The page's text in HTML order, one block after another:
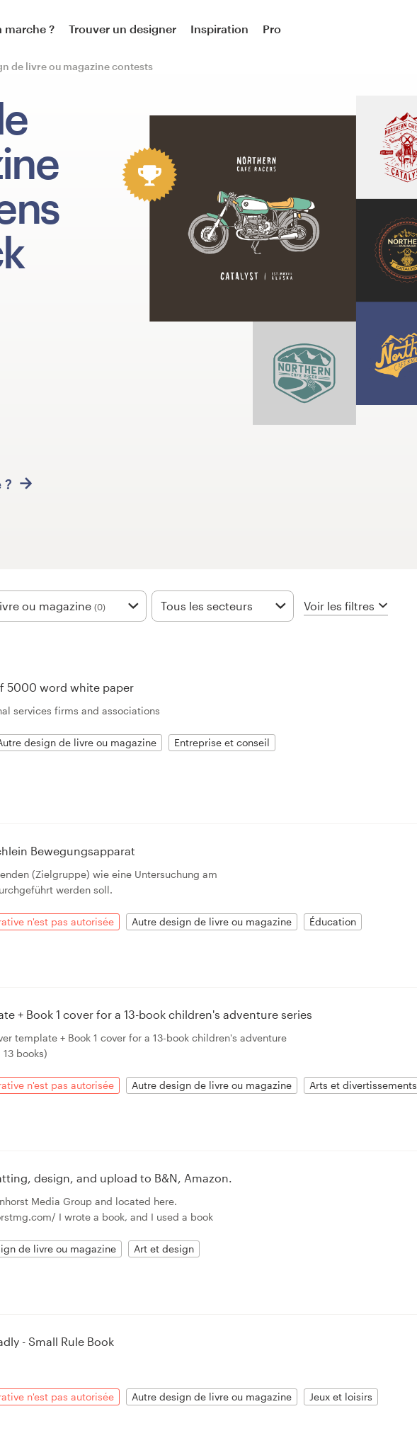
marche ? Trouver un designer Inspiration Pro
de livre ou magazine contests
?
ou magazine (0) Tous les secteurs Voir les filtres
5000 word white paper
services firms and associations
design de livre ou magazine Entreprise et conseil
Bewegungsapparat
(Zielgruppe) wie eine Untersuchung am
werden soll.
n'est pas autorisée Autre design de livre ou magazine Éducation
+ Book 1 cover for a 13-book children's adventure series
template + Book 1 cover for a 13-book children's adventure
books)
n'est pas autorisée Autre design de livre ou magazine Arts et divertissements
design, and upload to B&N, Amazon.
Media Group and located here.
I wrote a book, and I used a book
de livre ou magazine Art et design
- Small Rule Book
n'est pas autorisée Autre design de livre ou magazine Jeux et loisirs